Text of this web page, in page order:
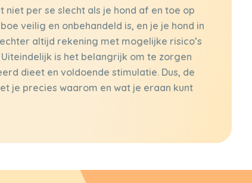
niet per se slecht als je hond af en toe op
veilig en onbehandeld is, en je je hond in
altijd rekening met mogelijke risico’s
is het belangrijk om te zorgen
dieet en voldoende stimulatie. Dus, de
je precies waarom en wat je eraan kunt